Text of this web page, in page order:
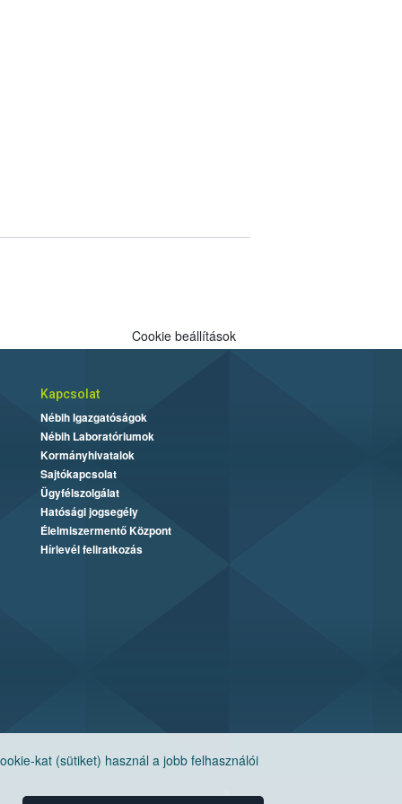
kat (sütiket) használ a jobb felhasználói
Cookie beállítások
Kapcsolat
Nébih Igazgatóságok
Nébih Laboratóriumok
Kormányhivatalok
Sajtókapcsolat
Ügyfélszolgálat
Hatósági jogsegély
Élelmiszermentő Központ
Hírlevél feliratkozás